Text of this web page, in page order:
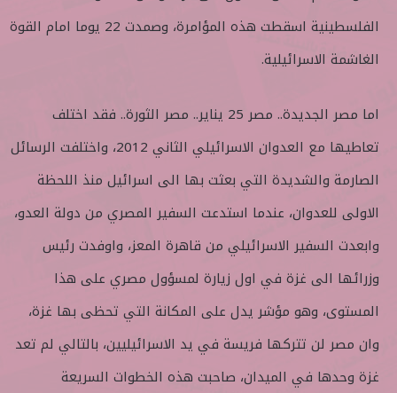
الفلسطينية اسقطت هذه المؤامرة، وصمدت 22 يوما امام القوة
الغاشمة الاسرائيلية.
اما مصر الجديدة.. مصر 25 يناير.. مصر الثورة.. فقد اختلف
تعاطيها مع العدوان الاسرائيلي الثاني 2012، واختلفت الرسائل
الصارمة والشديدة التي بعثت بها الى اسرائيل منذ اللحظة
الاولى للعدوان، عندما استدعت السفير المصري من دولة العدو،
وابعدت السفير الاسرائيلي من قاهرة المعز، واوفدت رئيس
وزرائها الى غزة في اول زيارة لمسؤول مصري على هذا
المستوى، وهو مؤشر يدل على المكانة التي تحظى بها غزة،
وان مصر لن تتركها فريسة في يد الاسرائيليين، بالتالي لم تعد
غزة وحدها في الميدان، صاحبت هذه الخطوات السريعة